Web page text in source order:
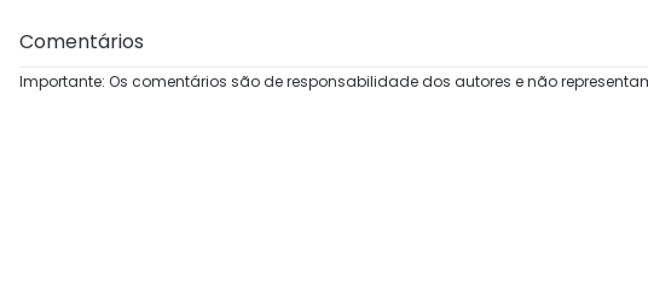
Comentários
Importante: Os comentários são de responsabilidade dos autores e não